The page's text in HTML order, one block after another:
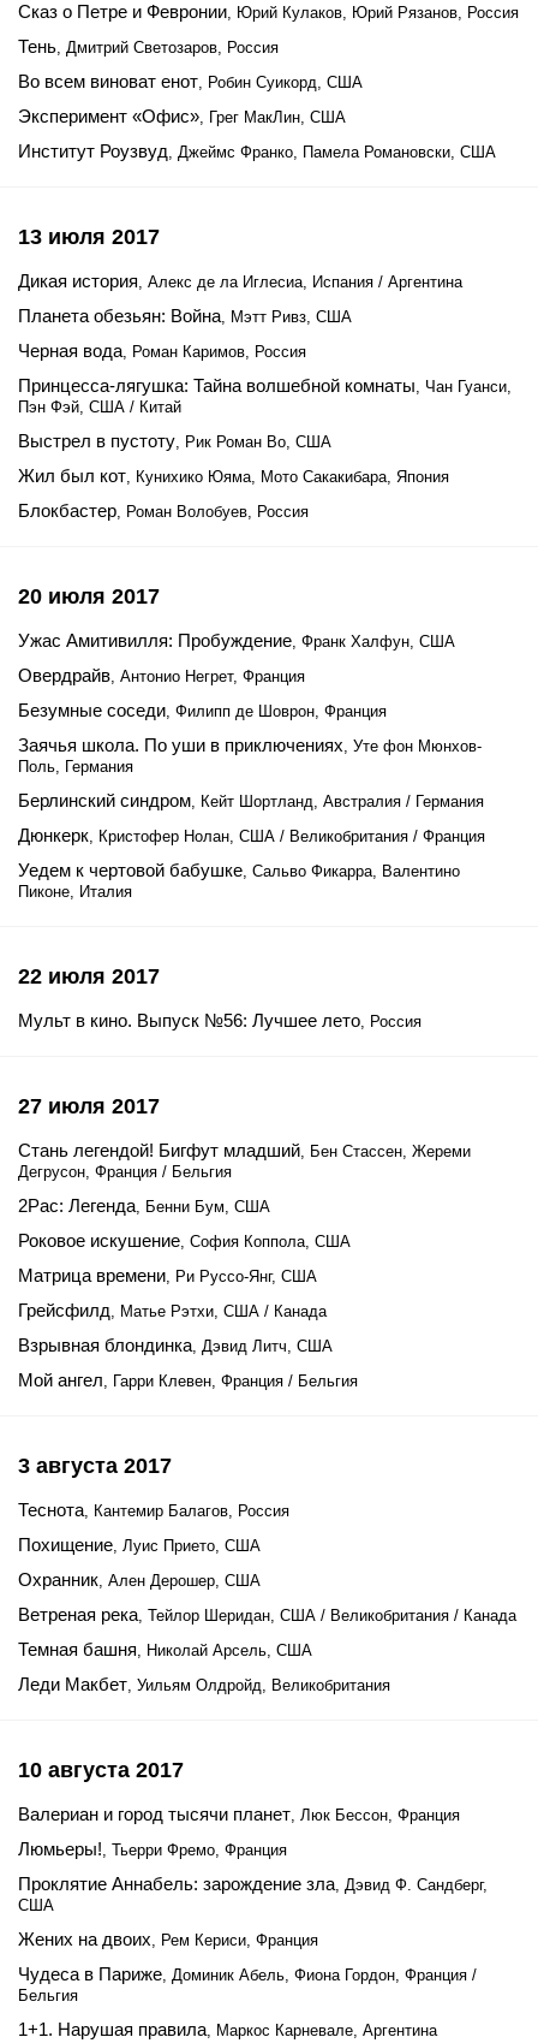
Сказ о Петре и Февронии, Юрий Кулаков, Юрий Рязанов, Россия
Тень, Дмитрий Светозаров, Россия
Во всем виноват енот, Робин Суикорд, США
Эксперимент «Офис», Грег МакЛин, США
Институт Роузвуд, Джеймс Франко, Памела Романовски, США
13 июля 2017
Дикая история, Алекс де ла Иглесиа, Испания / Аргентина
Планета обезьян: Война, Мэтт Ривз, США
Черная вода, Роман Каримов, Россия
Принцесса-лягушка: Тайна волшебной комнаты, Чан Гуанси,
Пэн Фэй, США / Китай
Выстрел в пустоту, Рик Роман Во, США
Жил был кот, Кунихико Юяма, Мото Сакакибара, Япония
Блокбастер, Роман Волобуев, Россия
20 июля 2017
Ужас Амитивилля: Пробуждение, Франк Халфун, США
Овердрайв, Антонио Негрет, Франция
Безумные соседи, Филипп де Шоврон, Франция
Заячья школа. По уши в приключениях, Уте фон Мюнхов-
Поль, Германия
Берлинский синдром, Кейт Шортланд, Австралия / Германия
Дюнкерк, Кристофер Нолан, США / Великобритания / Франция
Уедем к чертовой бабушке, Сальво Фикарра, Валентино
Пиконе, Италия
22 июля 2017
Мульт в кино. Выпуск №56: Лучшее лето, Россия
27 июля 2017
Стань легендой! Бигфут младший, Бен Стассен, Жереми
Дегрусон, Франция / Бельгия
2Pac: Легенда, Бенни Бум, США
Роковое искушение, София Коппола, США
Матрица времени, Ри Руссо-Янг, США
Грейсфилд, Матье Рэтхи, США / Канада
Взрывная блондинка, Дэвид Литч, США
Мой ангел, Гарри Клевен, Франция / Бельгия
3 августа 2017
Теснота, Кантемир Балагов, Россия
Похищение, Луис Прието, США
Охранник, Ален Дерошер, США
Ветреная река, Тейлор Шеридан, США / Великобритания / Канада
Темная башня, Николай Арсель, США
Леди Макбет, Уильям Олдройд, Великобритания
10 августа 2017
Валериан и город тысячи планет, Люк Бессон, Франция
Люмьеры!, Тьерри Фремо, Франция
Проклятие Аннабель: зарождение зла, Дэвид Ф. Сандберг,
США
Жених на двоих, Рем Кериси, Франция
Чудеса в Париже, Доминик Абель, Фиона Гордон, Франция /
Бельгия
1+1. Нарушая правила, Маркос Карневале, Аргентина